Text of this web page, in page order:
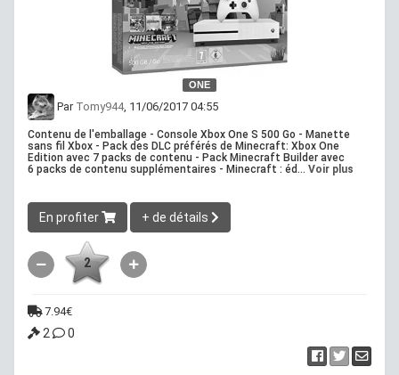
ONE
Par Tomy944, 11/06/2017 04:55
Contenu de l'emballage - Console Xbox One S 500 Go - Manette
sans fil Xbox - Pack des DLC préférés de Minecraft: Xbox One
Edition avec 7 packs de contenu - Pack Minecraft Builder avec
6 packs de contenu supplémentaires - Minecraft : éd... Voir plus
En profiter + de détails
2
7.94€
2 0